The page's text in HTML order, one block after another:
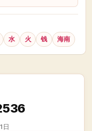
水 火 钱 海南
日